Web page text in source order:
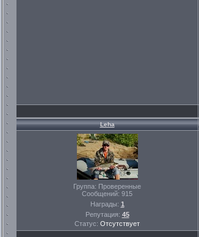
Leha
Группа: Проверенные
Сообщений: 915
Награды: 1
Репутация: 45
Статус: Отсутствует